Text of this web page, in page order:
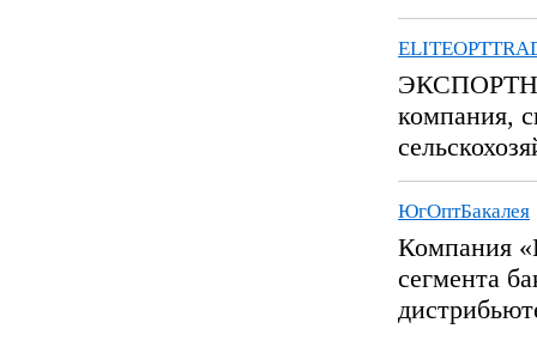
компания,
ЮгОптБакалея
Компания
сегмента